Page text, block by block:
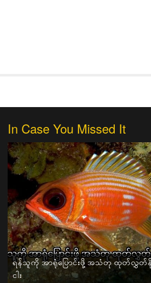
In Case You Missed It
ရန်သူကို အာရုံပြောင်းဖို့ အသံတု ထုတ်လွှတ်
ငါး